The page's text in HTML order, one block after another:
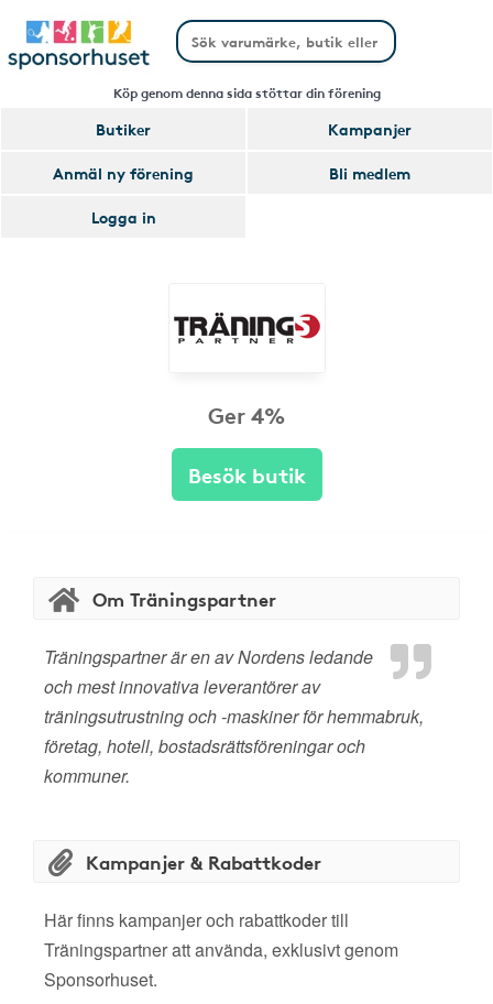
Köp genom denna sida stöttar din förening
Butiker
Kampanjer
Anmäl ny förening
Bli medlem
Logga in
Ger 4%
Besök butik
Om Träningspartner
Träningspartner är en av Nordens ledande
och mest innovativa leverantörer av
träningsutrustning och -maskiner för hemmabruk,
företag, hotell, bostadsrättsföreningar och
kommuner.
Kampanjer & Rabattkoder
Här finns kampanjer och rabattkoder till
Träningspartner att använda, exklusivt genom
Sponsorhuset.